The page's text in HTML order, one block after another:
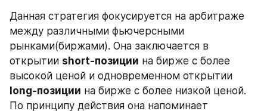
Данная стратегия фокусируется на арбитраже
между различными фьючерсными
рынками(биржами). Она заключается в
открытии short-позиции на бирже с более
long-позиции на бирже с более низкой ценой.
По принципу действия она напоминает